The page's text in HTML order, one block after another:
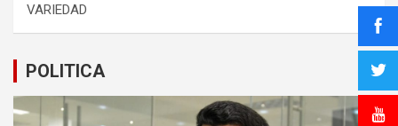
VARIEDAD
POLITICA